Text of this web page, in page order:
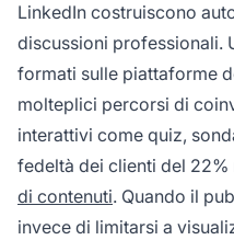
LinkedIn costruiscono
discussioni professionali.
formati sulle piattaforme
molteplici percorsi di
interattivi come quiz,
fedeltà dei clienti del
di contenuti. Quando il
invece di limitarsi a